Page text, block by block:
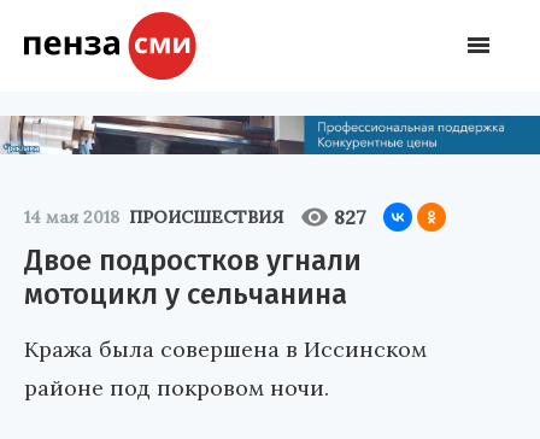
14 мая 2018 ПРОИСШЕСТВИЯ 827
Двое подростков угнали
мотоцикл у сельчанина
Кража была совершена в Иссинском
районе под покровом ночи.